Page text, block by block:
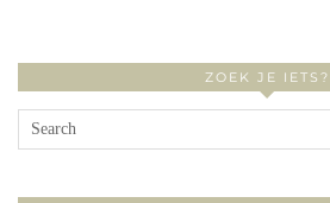
ZOEK JE IETS?